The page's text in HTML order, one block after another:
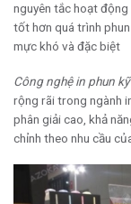
nguyên tắc hoạt
tốt hơn quá trình
mực khó và đặc biệt
Công nghệ in phun
rộng rãi trong ngành
phân giải cao, khả
chỉnh theo nhu cầu